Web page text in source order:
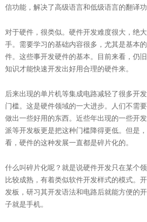
信功能，解决了高级语言和低级语言的翻译功
对于硬件，很类似。硬件开发难度很大，绝
手。需要学习的基础内容很多，尤其是基本
件。这些事开发硬件的基本。目前来看，仍
知识才能快速开发出好用合理的硬件来。
后来出现的单片机等集成电路减轻了很多开
门槛。这是硬件领域的一大进步。人们不需
做出一些好用的东西。近些年出现的一些开
派等开发板更是把这种门槛降得更低。但是
看，硬件的这种发展一直都是碎片化的。
什么叫碎片化呢？就是说硬件开发只在某个
比较成熟，有着类似软件开发样式的模式。
发板，研习其开发语法和电路后就能方便的
子就是手机。